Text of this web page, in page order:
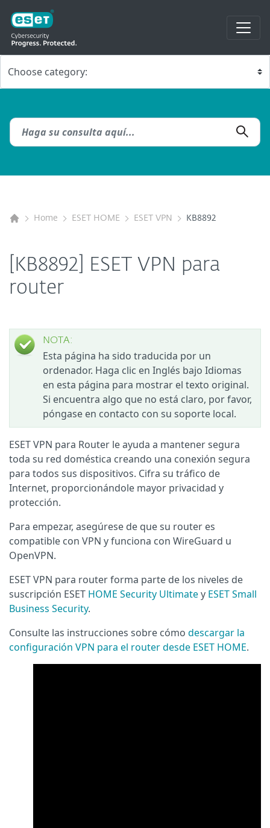
Home ESET HOME ESET VPN KB8892
[KB8892] ESET VPN para
router
NOTA:
Esta página ha sido traducida por un
ordenador. Haga clic en Inglés bajo Idiomas
en esta página para mostrar el texto original.
Si encuentra algo que no está claro, por favor,
póngase en contacto con su soporte local.
ESET VPN para Router le ayuda a mantener segura
toda su red doméstica creando una conexión segura
para todos sus dispositivos. Cifra su tráfico de
Internet, proporcionándole mayor privacidad y
protección.
Para empezar, asegúrese de que su router es
compatible con VPN y funciona con WireGuard u
OpenVPN.
ESET VPN para router forma parte de los niveles de
suscripción ESET HOME Security Ultimatey ESET Small
Business Security.
Consulte las instrucciones sobre cómo descargar la
configuración VPN para el router desde ESET HOME.